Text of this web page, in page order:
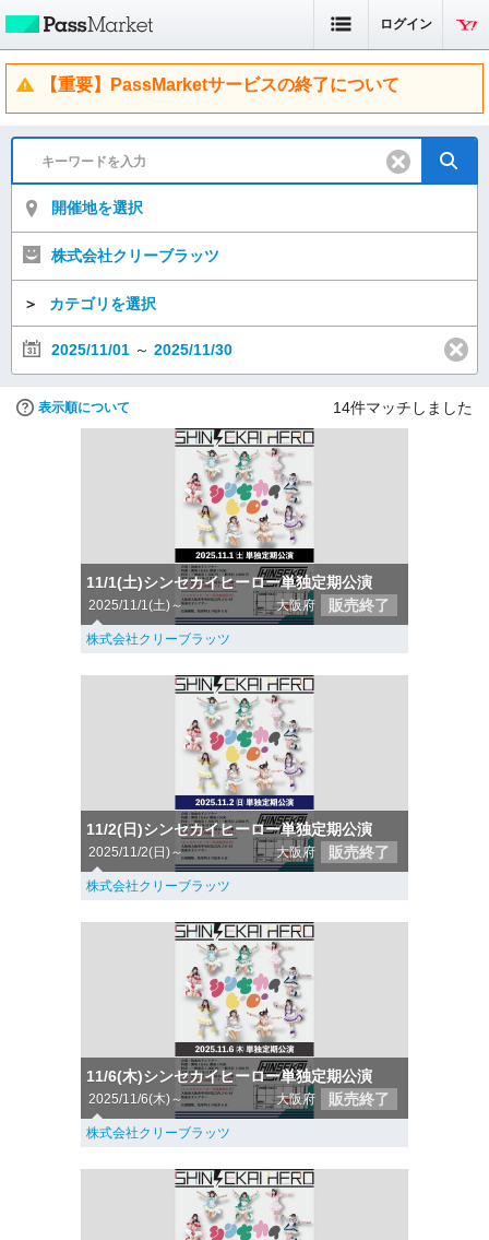
ログイン
【重要】PassMarketサービスの終了について
開催地を選択
株式会社クリーブラッツ
＞ カテゴリを選択
2025/11/01 ～ 2025/11/30
表示順について 14件マッチしました
11/1(土)シンセカイヒーロー単独定期公演
2025/11/1(土)～ 大阪府 販売終了
株式会社クリーブラッツ
11/2(日)シンセカイヒーロー単独定期公演
2025/11/2(日)～ 大阪府 販売終了
株式会社クリーブラッツ
11/6(木)シンセカイヒーロー単独定期公演
2025/11/6(木)～ 大阪府 販売終了
株式会社クリーブラッツ